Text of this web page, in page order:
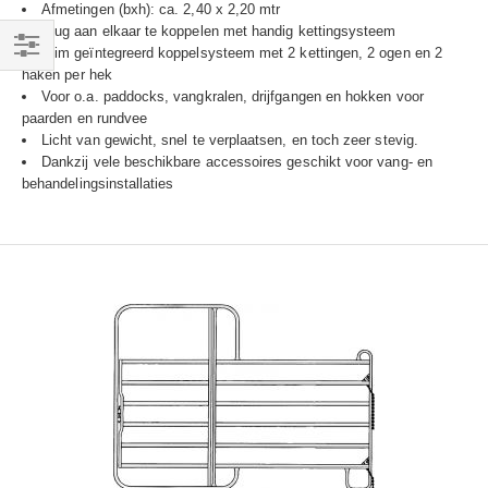
Afmetingen (bxh): ca. 2,40 x 2,20 mtr
Vlug aan elkaar te koppelen met handig kettingsysteem
Slim geïntegreerd koppelsysteem met 2 kettingen, 2 ogen en 2
haken per hek
Voor o.a. paddocks, vangkralen, drijfgangen en hokken voor
paarden en rundvee
Licht van gewicht, snel te verplaatsen, en toch zeer stevig.
Dankzij vele beschikbare accessoires geschikt voor vang- en
behandelingsinstallaties
Filteren